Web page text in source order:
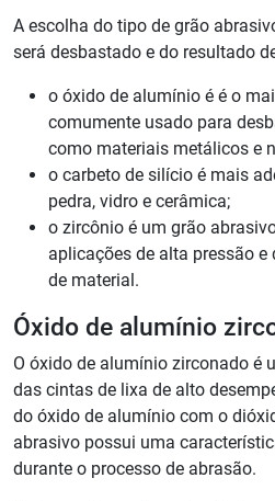
A escolha do tipo de grão
será desbastado e do resultado
o óxido de alumínio é é o
comumente usado para
como materiais metálicos e
o carbeto de silício é mais
pedra, vidro e cerâmica;
o zircônio é um grão
aplicações de alta pressão
de material.
Óxido de alumínio
O óxido de alumínio zirconado é
das cintas de lixa de alto
do óxido de alumínio com o
abrasivo possui uma
durante o processo de abrasão.